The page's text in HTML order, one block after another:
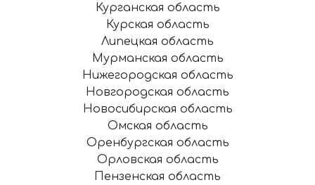
Курганская область
Курская область
Липецкая область
Мурманская область
Нижегородская область
Новгородская область
Новосибирская область
Омская область
Оренбургская область
Орловская область
Пензенская область